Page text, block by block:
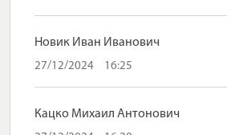
Новик Иван Иванович
27/12/2024 16:25
Кацко Михаил Антонович